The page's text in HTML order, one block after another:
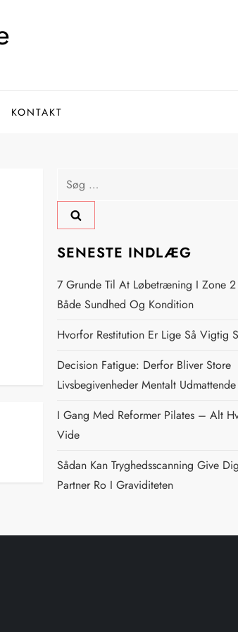
KONTAKT
Søg
efter:
SENESTE INDLÆG
7 Grunde Til At Løbetræning I Zone
Både Sundhed Og Kondition
Hvorfor Restitution Er Lige Så Vigtig
Decision Fatigue: Derfor Bliver Store
Livsbegivenheder Mentalt Udmattende
I Gang Med Reformer Pilates – Alt
Vide
Sådan Kan Tryghedsscanning Give
Partner Ro I Graviditeten